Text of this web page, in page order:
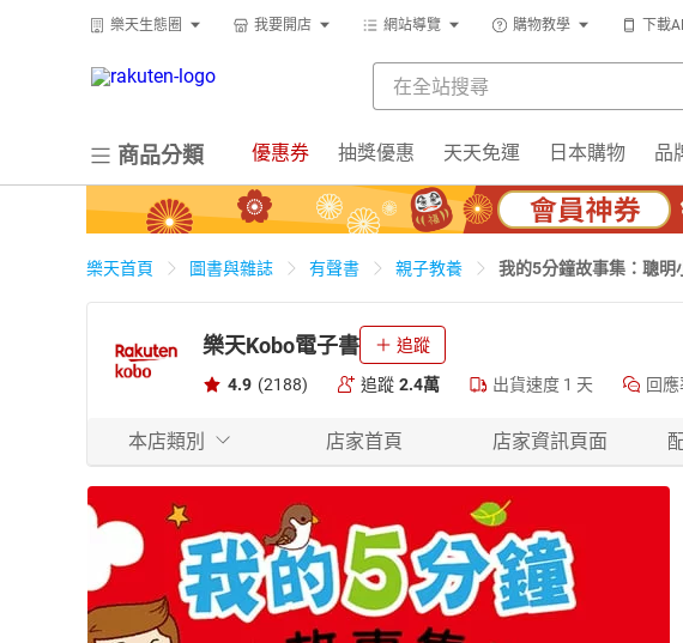
樂天生態圈 我要開店 網站導覽 購物教學 下載
商品分類 優惠券 抽獎優惠 天天免運 日本購物 品
樂天首頁 圖書與雜誌 有聲書 親子教養 我的5分鐘故事集：聰明
樂天Kobo電子書 追蹤
4.9 (2188) 追蹤 2.4萬 出貨速度 1 天 回
本店類別 店家首頁 店家資訊頁面